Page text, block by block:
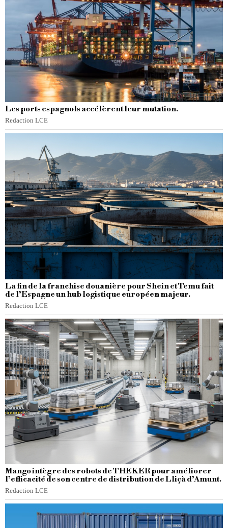
Les ports espagnols accélèrent leur mutation.
Redaction LCE
La fin de la franchise douanière pour Shein et Temu fait
de l’Espagne un hub logistique européen majeur.
Redaction LCE
Mango intègre des robots de THEKER pour améliorer
l’efficacité de son centre de distribution de Lliçà d’Amunt.
Redaction LCE